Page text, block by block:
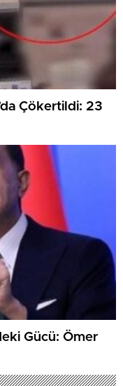
Çökertildi: 23
Gücü: Ömer